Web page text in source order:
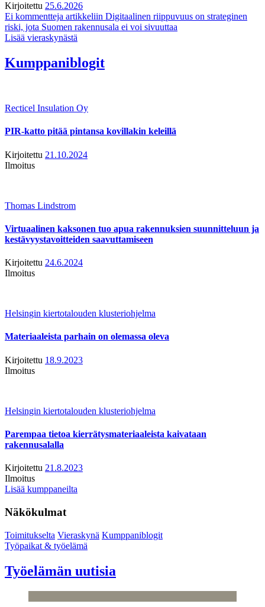
Kirjoitettu 25.6.2026
Ei kommentteja artikkeliin Digitaalinen riippuvuus on strateginen
riski, jota Suomen rakennusala ei voi sivuuttaa
Lisää vieraskynästä
Kumppaniblogit
Recticel Insulation Oy
PIR-katto pitää pintansa kovillakin keleillä
Kirjoitettu 21.10.2024
Ilmoitus
Thomas Lindstrom
Virtuaalinen kaksonen tuo apua rakennuksien suunnitteluun ja
kestävyystavoitteiden saavuttamiseen
Kirjoitettu 24.6.2024
Ilmoitus
Helsingin kiertotalouden klusteriohjelma
Materiaaleista parhain on olemassa oleva
Kirjoitettu 18.9.2023
Ilmoitus
Helsingin kiertotalouden klusteriohjelma
Parempaa tietoa kierrätysmateriaaleista kaivataan
rakennusalalla
Kirjoitettu 21.8.2023
Ilmoitus
Lisää kumppaneilta
Näkökulmat
Toimitukselta Vieraskynä Kumppaniblogit
Työpaikat & työelämä
Työelämän uutisia